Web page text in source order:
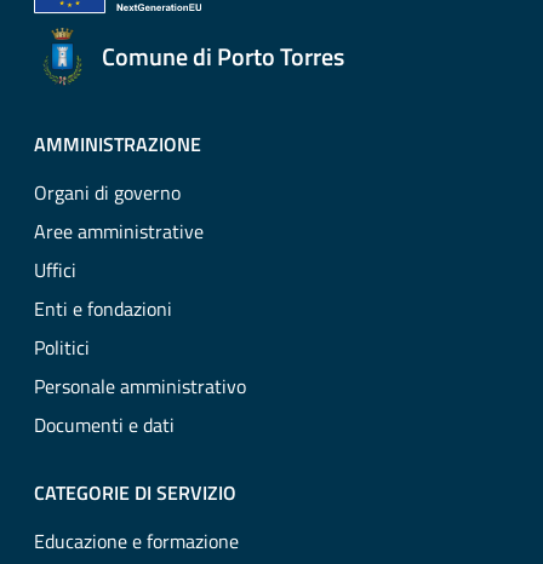
Comune di Porto Torres
AMMINISTRAZIONE
Organi di governo
Aree amministrative
Uffici
Enti e fondazioni
Politici
Personale amministrativo
Documenti e dati
CATEGORIE DI SERVIZIO
Educazione e formazione